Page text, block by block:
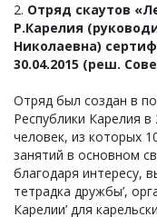
2. Отряд скаутов
Р.Карелия
Николаевна)
30.04.2015 (реш.
Отряд был создан в
Республики Карелия в
человек, из которых
занятий в основном
благодаря интересу,
тетрадка дружбы’,
Карелии’ для